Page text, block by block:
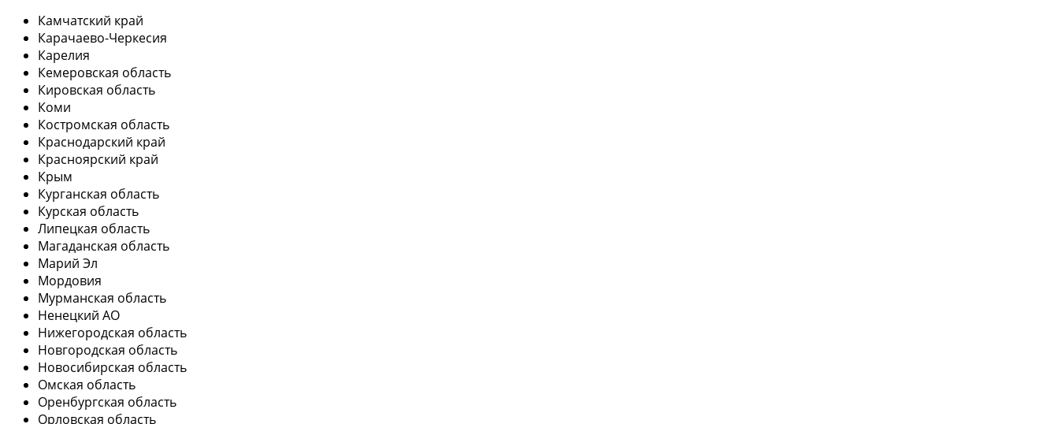
Камчатский край
Карачаево-Черкесия
Карелия
Кемеровская область
Кировская область
Коми
Костромская область
Краснодарский край
Красноярский край
Крым
Курганская область
Курская область
Липецкая область
Магаданская область
Марий Эл
Мордовия
Мурманская область
Ненецкий АО
Нижегородская область
Новгородская область
Новосибирская область
Омская область
Оренбургская область
Орловская область